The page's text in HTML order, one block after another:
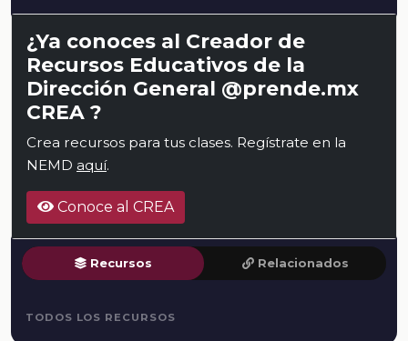
¿Ya conoces al Creador de
Recursos Educativos de la
Dirección General @prende.mx
CREA ?
Crea recursos para tus clases. Regístrate en la
NEMD aquí.
Conoce al CREA
Recursos Relacionados
TODOS LOS RECURSOS